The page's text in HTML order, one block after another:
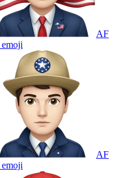
AF
emoji
AF
emoji